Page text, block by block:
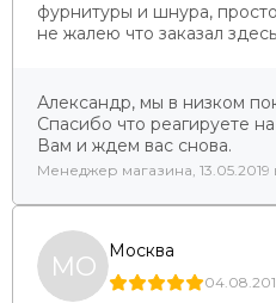
фурнитуры и шнура,
не жалею что заказал
Александр, мы в низком
Спасибо что реагируете
Вам и ждем вас снова.
Менеджер магазина, 13.05.2019
МО Москва